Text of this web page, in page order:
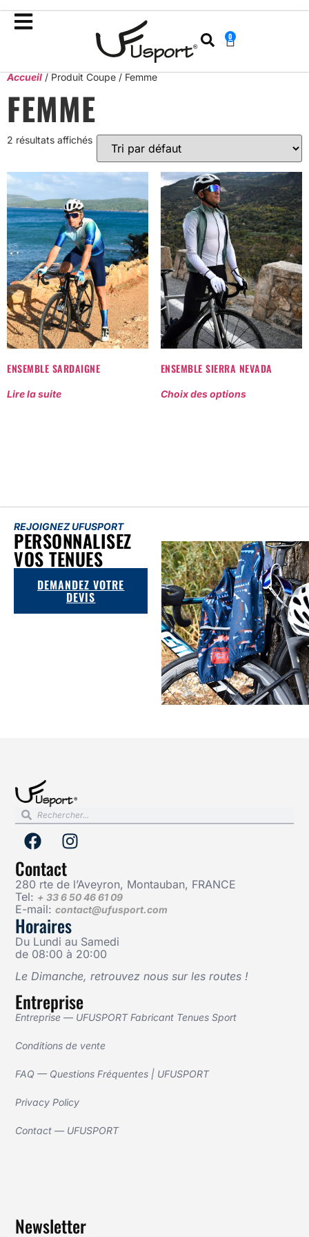
0
Accueil / Produit Coupe / Femme
FEMME
2 résultats affichés
ENSEMBLE SARDAIGNE
Lire la suite
ENSEMBLE SIERRA NEVADA
Choix des options
REJOIGNEZ UFUSPORT
PERSONNALISEZ
VOS TENUES
DEMANDEZ VOTRE
DEVIS
Contact
280 rte de l’Aveyron, Montauban, FRANCE
Tel: + 33 6 50 46 61 09
E-mail: contact@ufusport.com
Horaires
Du Lundi au Samedi
de 08:00 à 20:00
Le Dimanche, retrouvez nous sur les routes !
Entreprise
Entreprise — UFUSPORT Fabricant Tenues Sport
Conditions de vente
FAQ — Questions Fréquentes | UFUSPORT
Privacy Policy
Contact — UFUSPORT
Newsletter